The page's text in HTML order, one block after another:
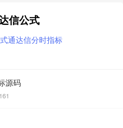
信公式
通达信分时指标
源码